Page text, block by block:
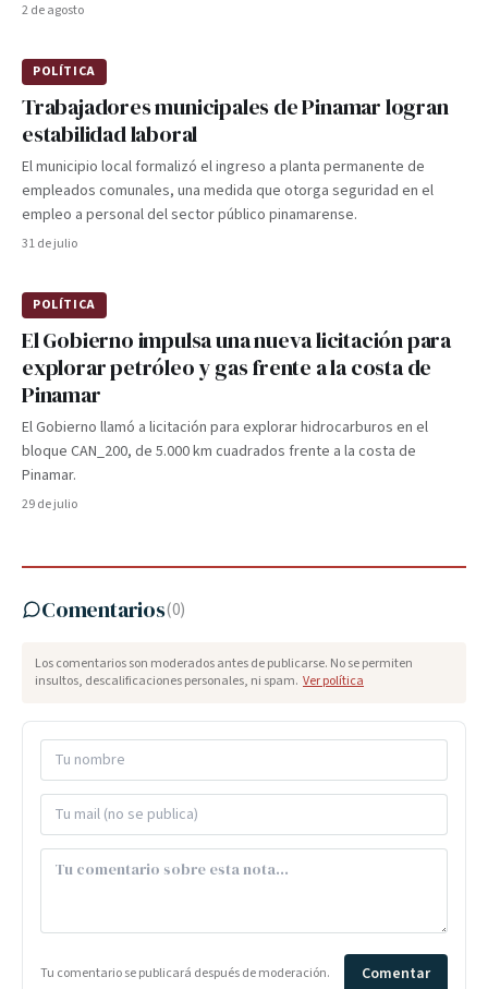
2 de agosto
POLÍTICA
Trabajadores municipales de Pinamar logran
estabilidad laboral
El municipio local formalizó el ingreso a planta permanente de
empleados comunales, una medida que otorga seguridad en el
empleo a personal del sector público pinamarense.
31 de julio
POLÍTICA
El Gobierno impulsa una nueva licitación para
explorar petróleo y gas frente a la costa de
Pinamar
El Gobierno llamó a licitación para explorar hidrocarburos en el
bloque CAN_200, de 5.000 km cuadrados frente a la costa de
Pinamar.
29 de julio
Comentarios(0)
Los comentarios son moderados antes de publicarse. No se permiten
insultos, descalificaciones personales, ni spam. Ver política
Tu comentario se publicará después de moderación. Comentar